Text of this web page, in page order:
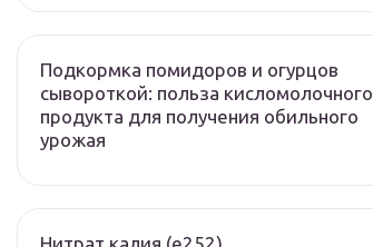
Подкормка помидоров и огурцов
сывороткой: польза кисломолочного
продукта для получения обильного
урожая